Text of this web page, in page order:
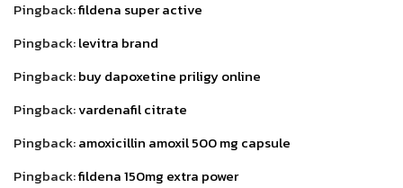
Pingback:fildena super active
Pingback:levitra brand
Pingback:buy dapoxetine priligy online
Pingback:vardenafil citrate
Pingback:amoxicillin amoxil 500 mg capsule
Pingback:fildena 150mg extra power